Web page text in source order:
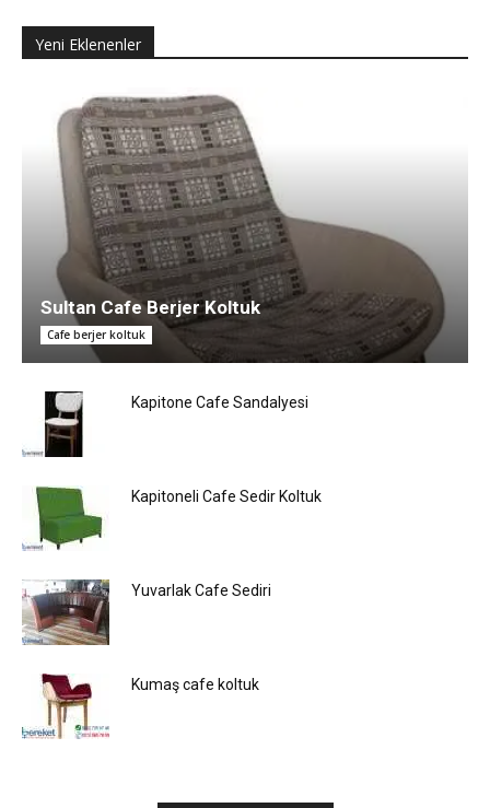
Yeni Eklenenler
Sultan Cafe Berjer Koltuk
Cafe berjer koltuk
Kapitone Cafe Sandalyesi
Kapitoneli Cafe Sedir Koltuk
Yuvarlak Cafe Sediri
Kumaş cafe koltuk